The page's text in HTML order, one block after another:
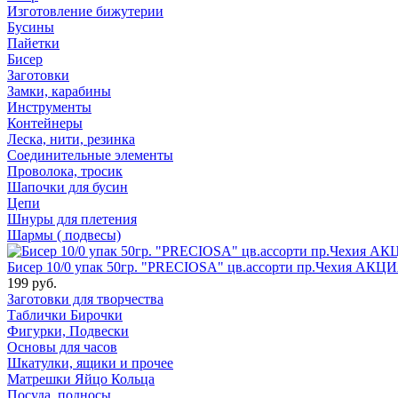
Изготовление бижутерии
Бусины
Пайетки
Бисер
Заготовки
Замки, карабины
Инструменты
Контейнеры
Леска, нити, резинка
Соединительные элементы
Проволока, тросик
Шапочки для бусин
Цепи
Шнуры для плетения
Шармы ( подвесы)
Бисер 10/0 упак 50гр. "PRECIOSA" цв.ассорти пр.Чехия
199 руб.
Заготовки для творчества
Таблички Бирочки
Фигурки, Подвески
Основы для часов
Шкатулки, ящики и прочее
Матрешки Яйцо Кольца
Посуда, подносы